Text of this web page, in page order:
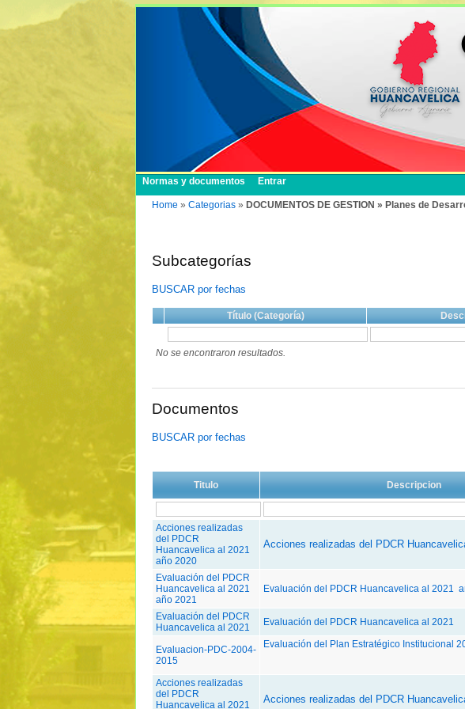
Normas y documentos Entrar
Home » Categorias » DOCUMENTOS DE GESTION » Planes de
Subcategorías
BUSCAR por fechas
Título (Categoría)
No se encontraron resultados.
Documentos
BUSCAR por fechas
Titulo Descripcion
Acciones realizadas
del PDCR
Huancavelica al 2021
año 2020
Acciones realizadas del PDCR
Evaluación del PDCR
Huancavelica al 2021
año 2021
Evaluación del PDCR Huancavelica al 2021
Evaluación del PDCR
Huancavelica al 2021
Evaluación del PDCR Huancavelica al 2021
Evaluacion-PDC-2004-
2015
Evaluación del Plan Estratégico Institucional
Acciones realizadas
del PDCR
Huancavelica al 2021
Acciones realizadas del PDCR